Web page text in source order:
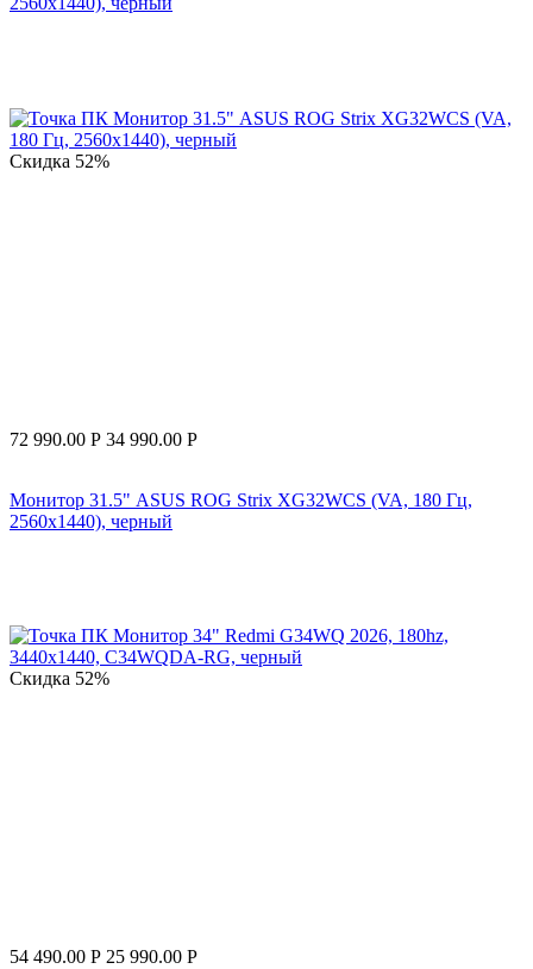
Скидка 52%
72 990.00 Р 34 990.00 Р
Монитор 31.5" ASUS ROG Strix XG32WCS (VA, 180 Гц,
2560x1440), черный
Скидка 52%
54 490.00 Р 25 990.00 Р